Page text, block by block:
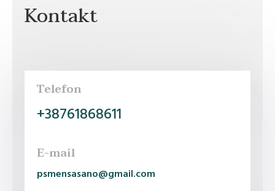
Kontakt
Telefon
+38761868611
E-mail
psmensasano@gmail.com